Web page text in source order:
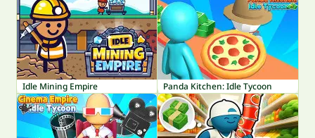
Idle Mining Empire Panda Kitchen: Idle Tycoon